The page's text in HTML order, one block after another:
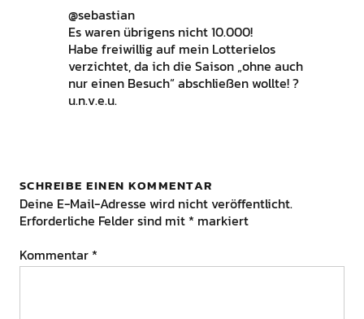
@sebastian
Es waren übrigens nicht 10.000!
Habe freiwillig auf mein Lotterielos
verzichtet, da ich die Saison „ohne auch
nur einen Besuch“ abschließen wollte! ?
u.n.v.e.u.
SCHREIBE EINEN KOMMENTAR
Deine E-Mail-Adresse wird nicht veröffentlicht.
Erforderliche Felder sind mit * markiert
Kommentar *